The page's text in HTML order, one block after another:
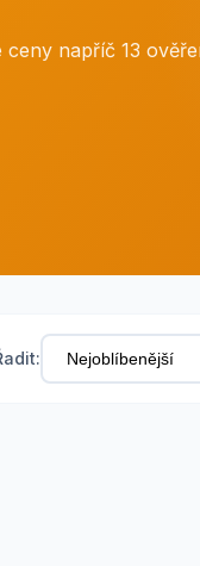
napříč 13